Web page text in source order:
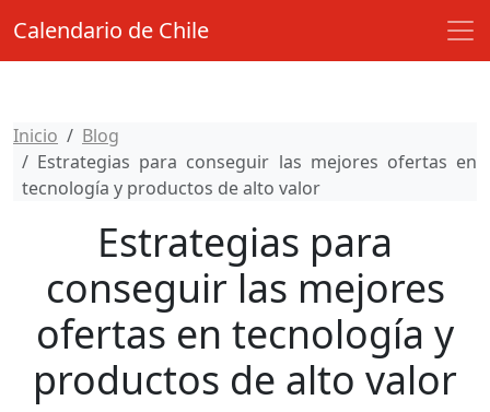
Calendario de Chile
Inicio
Blog
Estrategias para conseguir las mejores ofertas en
tecnología y productos de alto valor
Estrategias para
conseguir las mejores
ofertas en tecnología y
productos de alto valor